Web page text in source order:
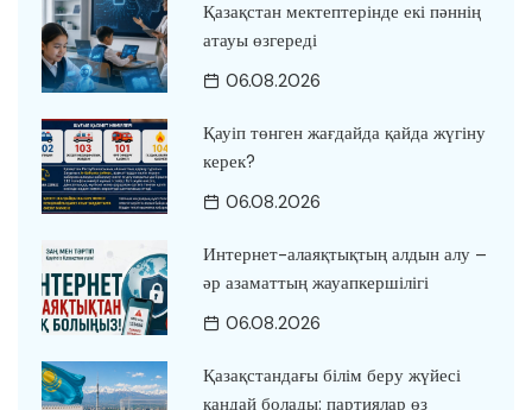
Қазақстан мектептерінде екі пәннің
атауы өзгереді
06.08.2026
Қауіп төнген жағдайда қайда жүгіну
керек?
06.08.2026
Интернет-алаяқтықтың алдын алу –
әр азаматтың жауапкершілігі
06.08.2026
Қазақстандағы білім беру жүйесі
қандай болады: партиялар өз